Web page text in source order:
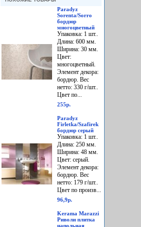
Paradyz
Sorenta/Sorro
бордюр
многоцветный
Упаковка: 1 шт..
Длина: 600 мм.
Ширина: 30 мм.
Цвет:
многоцветный.
Элемент декора:
бордюр. Вес
нетто: 330 г/шт..
Цвет по...
255р.
Paradyz
Firletka/Szafirek
бордюр серый
Упаковка: 1 шт..
Длина: 250 мм.
Ширина: 48 мм.
Цвет: серый.
Элемент декора:
бордюр. Вес
нетто: 179 г/шт..
Цвет по произв...
96,9р.
Kerama Marazzi
Риволи плитка
напольная